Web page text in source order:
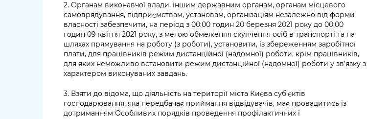
2. Органам виконавчої влади, іншим державним органам, органам місцевого
самоврядування, підприємствам, установам, організаціям незалежно від форми
власності забезпечити, на період з 00:00 годин 20 березня 2021 року до 00:00
годин 09 квітня 2021 року, з метою обмеження скупчення осіб в транспорті та на
шляхах прямування на роботу (з роботи), установити, із збереженням заробітної
плати, для працівників режим дистанційної (надомної) роботи, крім працівників,
для яких неможливо встановити режим дистанційної (надомної) роботи у зв’язку з
характером виконуваних завдань.
3. Взяти до відома, що діяльність на території міста Києва суб’єктів
господарювання, яка передбачає приймання відвідувачів, має провадитись із
дотриманням Особливих порядків проведення профілактичних і